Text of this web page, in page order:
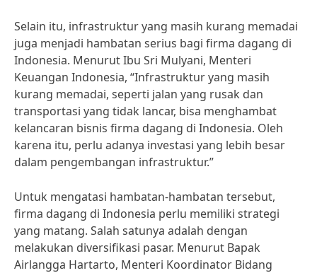
Selain itu, infrastruktur yang masih kurang memadai
juga menjadi hambatan serius bagi firma dagang di
Indonesia. Menurut Ibu Sri Mulyani, Menteri
Keuangan Indonesia, “Infrastruktur yang masih
kurang memadai, seperti jalan yang rusak dan
transportasi yang tidak lancar, bisa menghambat
kelancaran bisnis firma dagang di Indonesia. Oleh
karena itu, perlu adanya investasi yang lebih besar
dalam pengembangan infrastruktur.”
Untuk mengatasi hambatan-hambatan tersebut,
firma dagang di Indonesia perlu memiliki strategi
yang matang. Salah satunya adalah dengan
melakukan diversifikasi pasar. Menurut Bapak
Airlangga Hartarto, Menteri Koordinator Bidang